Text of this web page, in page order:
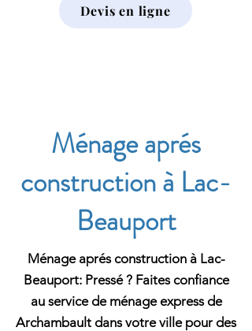
Devis en ligne
Ménage aprés
construction à Lac-
Beauport
Ménage aprés construction à Lac-
Beauport: Pressé ? Faites confiance
au service de ménage express de
Archambault dans votre ville pour des